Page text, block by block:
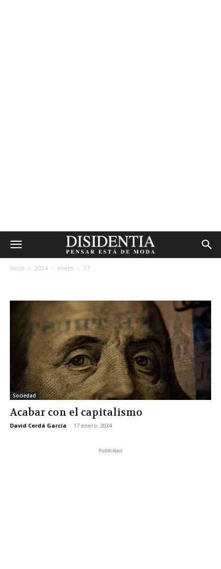
Inicio 2024 enero 17
Sociedad
Acabar con el capitalismo
David Cerdá García - 17 enero, 2024
Publicidad